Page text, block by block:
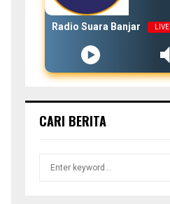
Radio Suara Banjar LIVE
CARI BERITA